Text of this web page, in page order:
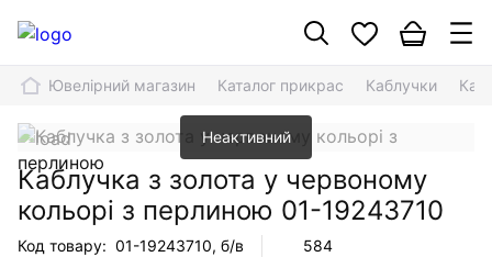
Ювелірний магазин Каталог прикрас Каблучки
Неактивний
Каблучка з золота у червоному
кольорі з перлиною 01-19243710
Код товару: 01-19243710, б/в 584